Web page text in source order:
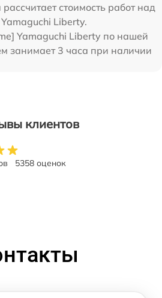
стоимость работ над
Liberty.
Yamaguchi Liberty по нашей
занимает 3 часа при наличии
клиентов
5358 оценок